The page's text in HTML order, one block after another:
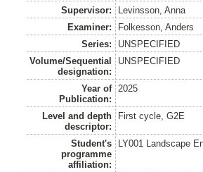
Supervisor:
Levinsson, Anna
Examiner:
Folkesson, Anders
Series:
UNSPECIFIED
Volume/Sequential
designation:
UNSPECIFIED
Year of
Publication:
2025
Level and depth
descriptor:
First cycle, G2E
Student's
programme
affiliation:
LY001 Landscape